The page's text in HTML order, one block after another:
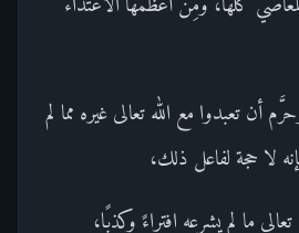
أن تعبدوا مع الله تعالى غيره مما لم
لا حجة لفاعل ذلك،
ما لم يشرعه افتراءً وكذبًا،